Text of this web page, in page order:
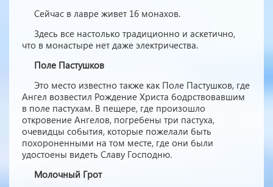
Сейчас в лавре живет 16 монахов.
Здесь все настолько традиционно и аскетично,
что в монастыре нет даже электричества.
Поле Пастушков
Это место известно также как Поле Пастушков, где
Ангел возвестил Рождение Христа бодрствовавшим
в поле пастухам. В пещере, где произошло
откровение Ангелов, погребены три пастуха,
очевидцы события, которые пожелали быть
похороненными на том месте, где они были
удостоены видеть Славу Господню.
Молочный Грот